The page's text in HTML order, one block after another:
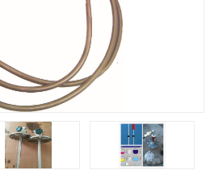
测漏仪
锅炉水位计
加油站液位仪